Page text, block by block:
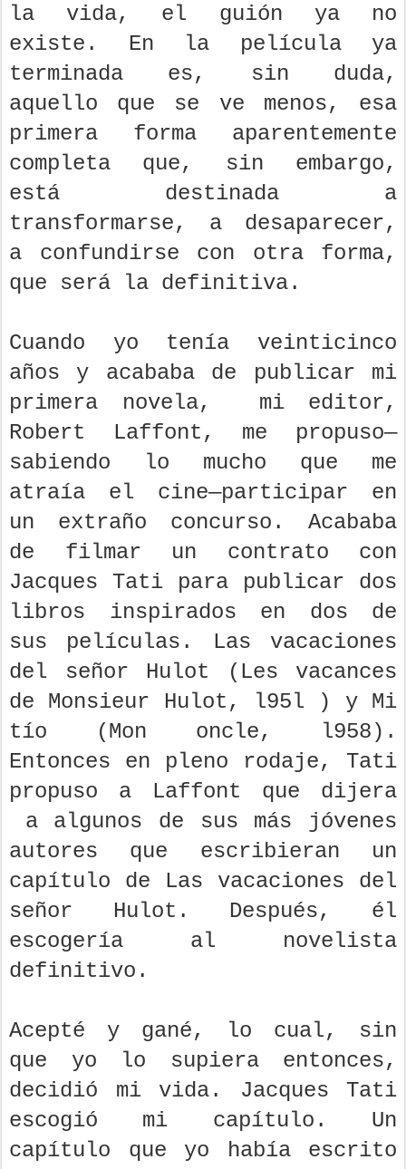
la vida, el guión ya no
existe. En la película ya
terminada es, sin duda,
aquello que se ve menos, esa
primera forma aparentemente
completa que, sin embargo,
está destinada a
transformarse, a desaparecer,
a confundirse con otra forma,
que será la definitiva.
Cuando yo tenía veinticinco
años y acababa de publicar mi
primera novela, mi editor,
Robert Laffont, me propuso—
sabiendo lo mucho que me
atraía el cine—participar en
un extraño concurso. Acababa
de filmar un contrato con
Jacques Tati para publicar dos
libros inspirados en dos de
sus películas. Las vacaciones
del señor Hulot (Les vacances
de Monsieur Hulot, l95l ) y Mi
tío (Mon oncle, l958).
Entonces en pleno rodaje, Tati
propuso a Laffont que dijera
a algunos de sus más jóvenes
autores que escribieran un
capítulo de Las vacaciones del
señor Hulot. Después, él
escogería al novelista
definitivo.
Acepté y gané, lo cual, sin
que yo lo supiera entonces,
decidió mi vida. Jacques Tati
escogió mi capítulo. Un
capítulo que yo había escrito